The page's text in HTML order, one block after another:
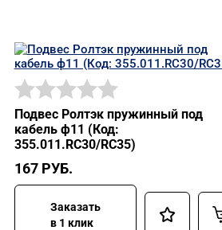
Подвес Ролтэк пружинный под
кабель ф11 (Код:
355.011.RC30/RC35)
167 РУБ.
Заказать
в 1 клик